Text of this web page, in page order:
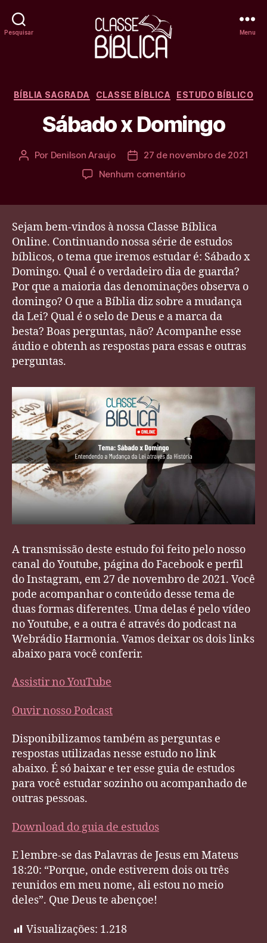
Pesquisar
Online
Menu
Categorias
BÍBLIA SAGRADA CLASSE BÍBLICA ESTUDO BÍBLICO
Sábado x Domingo
Autor
Por Denilson Araujo
Data27 de novembro de 2021
Nenhum comentárioem
Sejam bem-vindos à nossa Classe Bíblica
Online. Continuando nossa série de estudos
bíblicos, o tema que iremos estudar é: Sábado x
Domingo. Qual é o verdadeiro dia de guarda?
Por que a maioria das denominações observa o
domingo? O que a Bíblia diz sobre a mudança
da Lei? Qual é o selo de Deus e a marca da
besta? Boas perguntas, não? Acompanhe esse
áudio e obtenh as respostas para essas e outras
perguntas.
A transmissão deste estudo foi feito pelo nosso
canal do Youtube, página do Facebook e perfil
do Instagram, em 27 de novembro de 2021. Você
pode acompanhar o conteúdo desse tema de
duas formas diferentes. Uma delas é pelo vídeo
no Youtube, e a outra é através do podcast na
Webrádio Harmonia. Vamos deixar os dois links
abaixo para você conferir.
Assistir no YouTube
Ouvir nosso Podcast
Disponibilizamos também as perguntas e
respostas utilizadas nesse estudo no link
abaixo. É só baixar e ter esse guia de estudos
para você estudar sozinho ou acompanhado de
outras pessoas.
Download do guia de estudos
E lembre-se das Palavras de Jesus em Mateus
18:20: “Porque, onde estiverem dois ou três
reunidos em meu nome, ali estou no meio
deles”. Que Deus te abençoe!
Visualizações: 1.218